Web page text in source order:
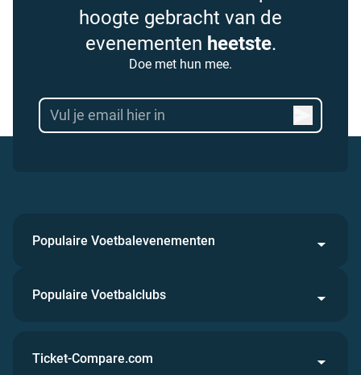
hoogte gebracht van de
evenementen heetste.
Doe met hun mee.
Populaire Voetbalevenementen
Populaire Voetbalclubs
Ticket-Compare.com